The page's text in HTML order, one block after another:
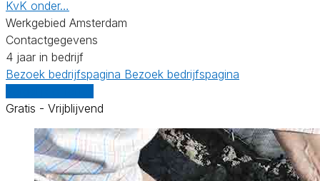
KvK onder…
Werkgebied Amsterdam
Contactgegevens
4 jaar in bedrijf
Bezoek bedrijfspagina Bezoek bedrijfspagina
Gratis - Vrijblijvend